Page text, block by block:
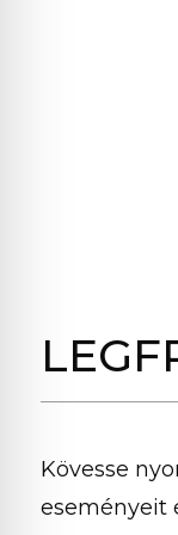
Kövesse
eseményeit